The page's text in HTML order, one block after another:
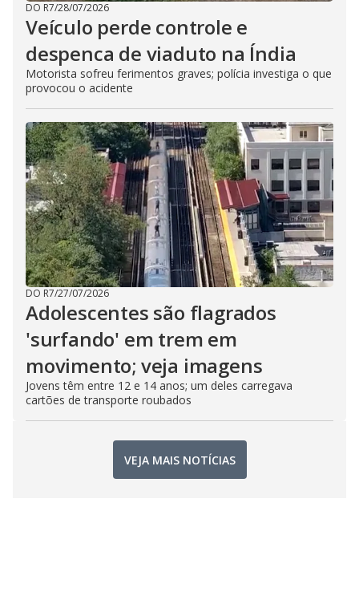
DO R7/28/07/2026
Veículo perde controle e
despenca de viaduto na Índia
Motorista sofreu ferimentos graves; polícia investiga o que
provocou o acidente
DO R7/27/07/2026
Adolescentes são flagrados
'surfando' em trem em
movimento; veja imagens
Jovens têm entre 12 e 14 anos; um deles carregava
cartões de transporte roubados
VEJA MAIS NOTÍCIAS